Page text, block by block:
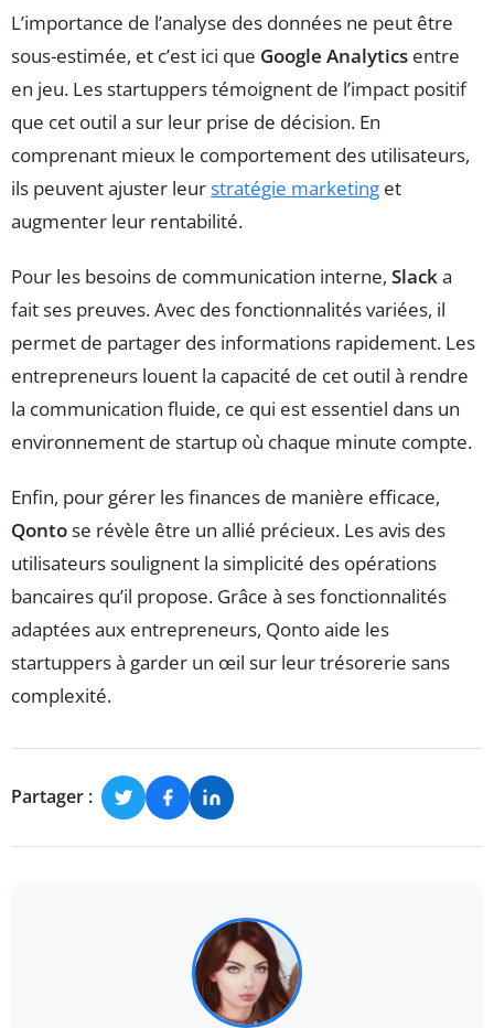
L’importance de l’analyse des données ne peut être
sous-estimée, et c’est ici que Google Analytics entre
en jeu. Les startuppers témoignent de l’impact positif
que cet outil a sur leur prise de décision. En
comprenant mieux le comportement des utilisateurs,
ils peuvent ajuster leurstratégie marketing et
augmenter leur rentabilité.
Pour les besoins de communication interne, Slack a
fait ses preuves. Avec des fonctionnalités variées, il
permet de partager des informations rapidement. Les
entrepreneurs louent la capacité de cet outil à rendre
la communication fluide, ce qui est essentiel dans un
environnement de startup où chaque minute compte.
Enfin, pour gérer les finances de manière efficace,
Qontose révèle être un allié précieux. Les avis des
utilisateurs soulignent la simplicité des opérations
bancaires qu’il propose. Grâce à ses fonctionnalités
adaptées aux entrepreneurs, Qonto aide les
startuppers à garder un œil sur leur trésorerie sans
complexité.
Partager :